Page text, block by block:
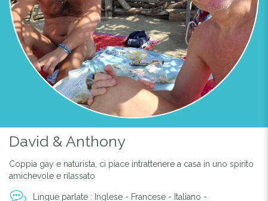
David & Anthony
Coppia gay e naturista, ci piace intrattenere a casa in uno spirito
amichevole e rilassato
Lingue parlate : Inglese - Francese - Italiano -